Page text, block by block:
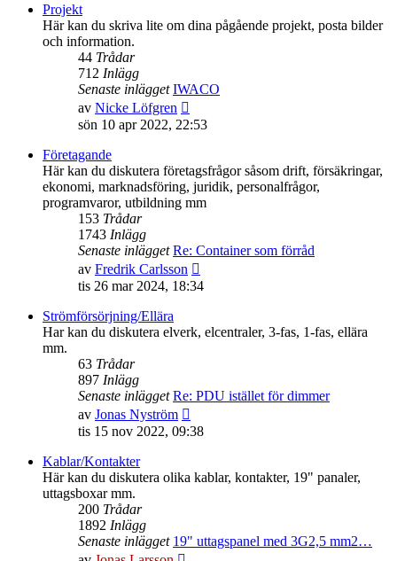
inlägget
Projekt
Här kan du skriva lite om dina pågående projekt, posta bilder
och information.
44 Trådar
712 Inlägg
Senaste inlägget IWACO
av Nicke Löfgren
till
inlägget
sön 10 apr 2022, 22:53
Företagande
Här kan du diskutera företagsfrågor såsom drift, försäkringar,
ekonomi, marknadsföring, juridik, personalfrågor,
programvaror, utbildning mm
153 Trådar
1743 Inlägg
Senaste inlägget Re: Container som förråd
av Fredrik Carlsson
till
inlägget
tis 26 mar 2024, 18:34
Strömförsörjning/Ellära
Har kan du diskutera elverk, elcentraler, 3-fas, 1-fas, ellära
mm.
63 Trådar
897 Inlägg
Senaste inlägget Re: PDU istället för dimmer
av Jonas Nyström
till
inlägget
tis 15 nov 2022, 09:38
Kablar/Kontakter
Här kan du diskutera olika kablar, kontakter, 19" panaler,
uttagsboxar mm.
200 Trådar
1892 Inlägg
Senaste inlägget 19" uttagspanel med 3G2,5 mm2…